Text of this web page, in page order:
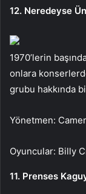
12. Neredeyse
1970’lerin
onlara
grubu hakkında
Yönetmen:
Oyuncular: Billy
11. Prenses